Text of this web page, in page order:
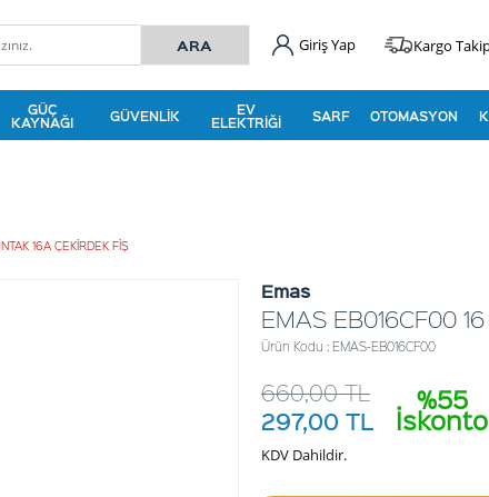
Giriş Yap Kargo
GÜÇ
KAYNAĞI GÜVENLIK EV
ELEKTRIĞI SARF OTOMASYON
16A ÇEKİRDEK FİŞ
Emas
EMAS EB016CF00
Ürün Kodu : EMAS-EB016CF00
%55
İskonto
660,00TL
297,00 TL
KDV Dahildir.